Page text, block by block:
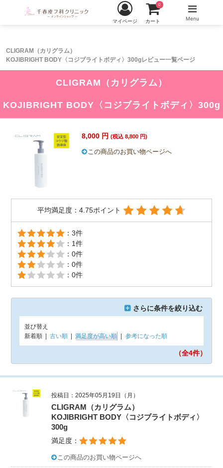
CLIGRAM（カリグラム）
KOJIBRIGHT BODY〈コジブライトボディ〉300gレビュー一覧ページ
マイページ カート
0
Menu
CLIGRAM（カリグラム）
KOJIBRIGHT BODY〈コジブライトボディ〉300g
8,000 円 (税込 8,800 円)
この商品のお買い物ページへ
平均満足度：4.75ポイント
：3件
：1件
：0件
：0件
：0件
さらに条件を絞り込む
並び替え
新着順
古い順 満足度が高い順 参考になった順
（全4件）
投稿日：2025年05月19日（月）
CLIGRAM（カリグラム）
KOJIBRIGHT BODY〈コジブライトボディ〉
300g
満足度：
この商品のお買い物ページへ